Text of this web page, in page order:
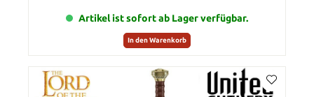
Artikel ist sofort ab Lager verfügbar.
In den Warenkorb